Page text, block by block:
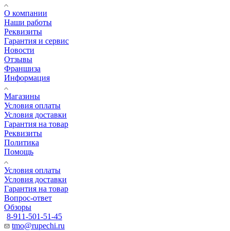
О компании
Наши работы
Реквизиты
Гарантия и сервис
Новости
Отзывы
Франшиза
Информация
Магазины
Условия оплаты
Условия доставки
Гарантия на товар
Реквизиты
Политика
Помощь
Условия оплаты
Условия доставки
Гарантия на товар
Вопрос-ответ
Обзоры
8-911-501-51-45
tmo@rupechi.ru